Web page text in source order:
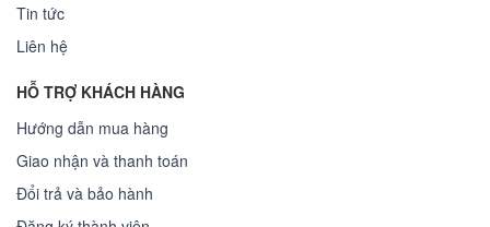
Tin tức
Liên hệ
HỖ TRỢ KHÁCH HÀNG
Hướng dẫn mua hàng
Giao nhận và thanh toán
Đổi trả và bảo hành